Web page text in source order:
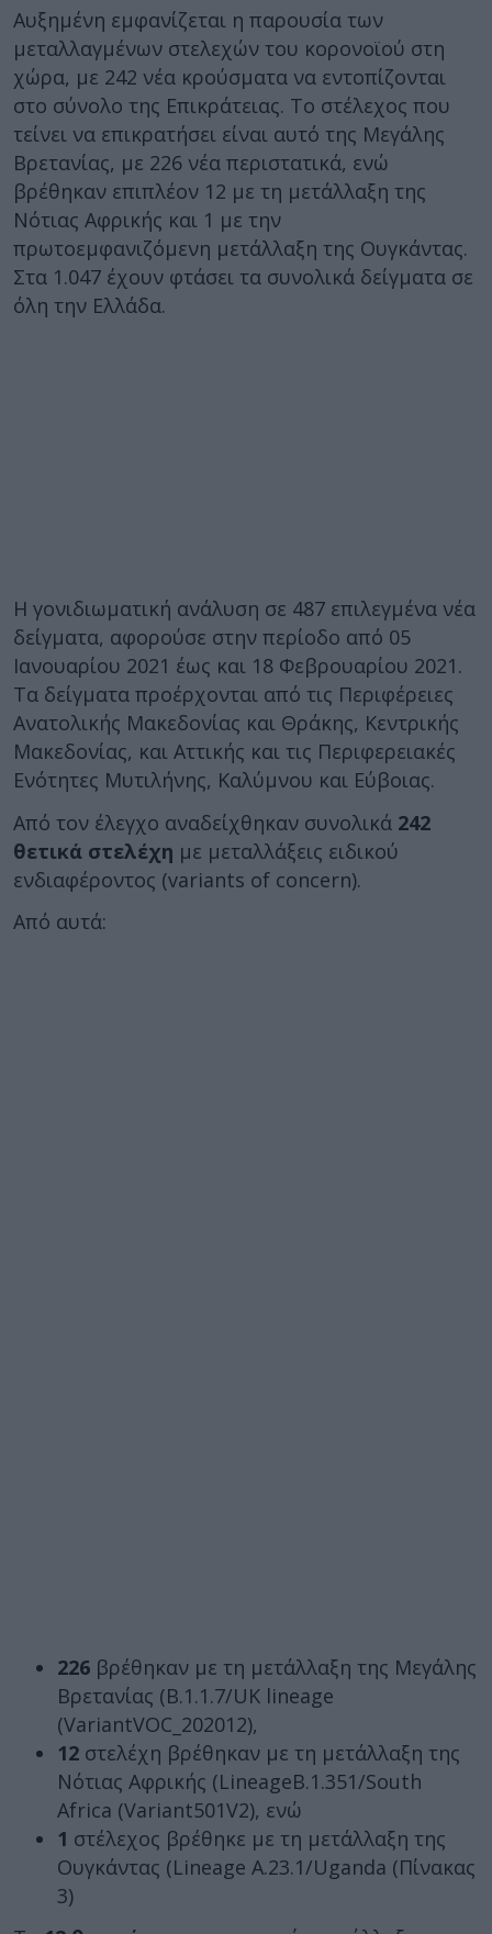
Αυξημένη εμφανίζεται η παρουσία των
μεταλλαγμένων στελεχών του κορονοϊού στη
χώρα, με 242 νέα κρούσματα να εντοπίζονται
στο σύνολο της Επικράτειας. Το στέλεχος που
τείνει να επικρατήσει είναι αυτό της Μεγάλης
Βρετανίας, με 226 νέα περιστατικά, ενώ
βρέθηκαν επιπλέον 12 με τη μετάλλαξη της
Νότιας Αφρικής και 1 με την
πρωτοεμφανιζόμενη μετάλλαξη της Ουγκάντας.
Στα 1.047 έχουν φτάσει τα συνολικά δείγματα σε
όλη την Ελλάδα.
Η γονιδιωματική ανάλυση σε 487 επιλεγμένα νέα
δείγματα, αφορούσε στην περίοδο από 05
Ιανουαρίου 2021 έως και 18 Φεβρουαρίου 2021.
Τα δείγματα προέρχονται από τις Περιφέρειες
Ανατολικής Μακεδονίας και Θράκης, Κεντρικής
Μακεδονίας, και Αττικής και τις Περιφερειακές
Ενότητες Μυτιλήνης, Καλύμνου και Εύβοιας.
Από τον έλεγχο αναδείχθηκαν συνολικά 242
θετικά στελέχη με μεταλλάξεις ειδικού
ενδιαφέροντος (variants of concern).
Από αυτά:
226 βρέθηκαν με τη μετάλλαξη της Μεγάλης
Βρετανίας (Β.1.1.7/UK lineage
(VariantVOC_202012),
12 στελέχη βρέθηκαν με τη μετάλλαξη της
Νότιας Αφρικής (LineageB.1.351/South
Africa (Variant501V2), ενώ
1 στέλεχος βρέθηκε με τη μετάλλαξη της
Ουγκάντας (Lineage A.23.1/Uganda (Πίνακας
3)